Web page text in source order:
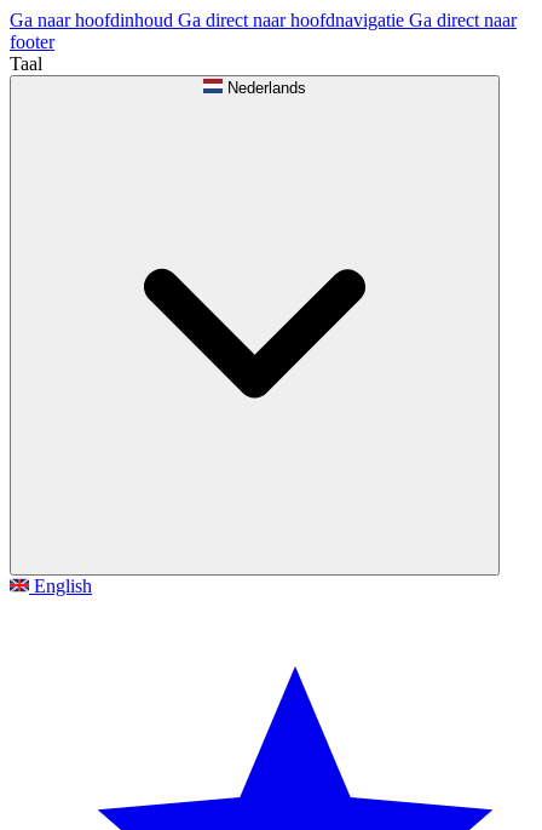
Ga naar hoofdinhoud Ga direct naar hoofdnavigatie Ga direct naar
footer
Taal
Nederlands
English